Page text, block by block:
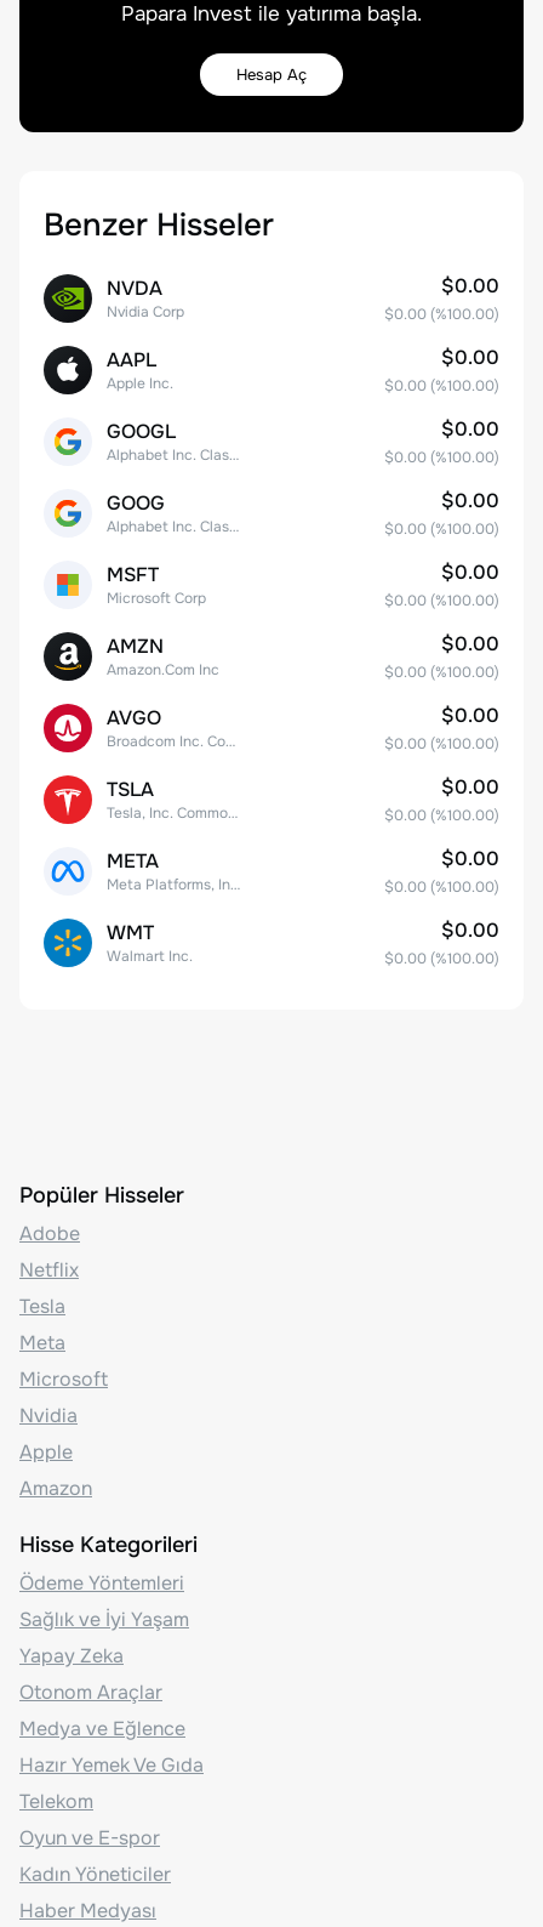
Papara Invest ile yatırıma başla.
Hesap Aç
Benzer Hisseler
NVDA
Nvidia Corp
$0.00
$0.00 (%100.00)
AAPL
Apple Inc.
$0.00
$0.00 (%100.00)
GOOGL
Alphabet Inc. Class A Common Stock
$0.00
$0.00 (%100.00)
GOOG
Alphabet Inc. Class C Capital Stock
$0.00
$0.00 (%100.00)
MSFT
Microsoft Corp
$0.00
$0.00 (%100.00)
AMZN
Amazon.Com Inc
$0.00
$0.00 (%100.00)
AVGO
Broadcom Inc. Common Stock
$0.00
$0.00 (%100.00)
TSLA
Tesla, Inc. Common Stock
$0.00
$0.00 (%100.00)
META
Meta Platforms, Inc. Class A Common Stock
$0.00
$0.00 (%100.00)
WMT
Walmart Inc.
$0.00
$0.00 (%100.00)
Popüler Hisseler
Adobe
Netflix
Tesla
Meta
Microsoft
Nvidia
Apple
Amazon
Hisse Kategorileri
Ödeme Yöntemleri
Sağlık ve İyi Yaşam
Yapay Zeka
Otonom Araçlar
Medya ve Eğlence
Hazır Yemek Ve Gıda
Telekom
Oyun ve E-spor
Kadın Yöneticiler
Haber Medyası